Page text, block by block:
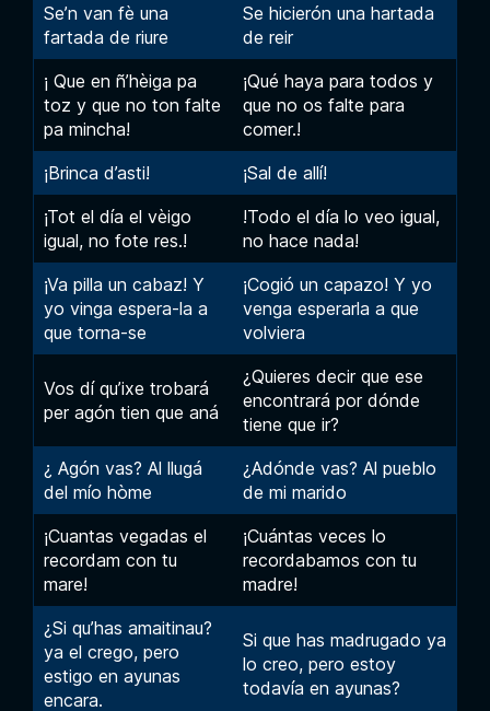
Se’n van fè una
fartada de riure
Se hicierón una hartada
de reir
¡ Que en ñ’hèiga pa
toz y que no ton falte
pa mincha!
¡Qué haya para todos y
que no os falte para
comer.!
¡Brinca d’asti!
¡Sal de allí!
¡Tot el día el vèigo
igual, no fote res.!
!Todo el día lo veo igual,
no hace nada!
¡Va pilla un cabaz! Y
yo vinga espera-la a
que torna-se
¡Cogió un capazo! Y yo
venga esperarla a que
volviera
Vos dí qu’ixe trobará
per agón tien que aná
¿Quieres decir que ese
encontrará por dónde
tiene que ir?
¿ Agón vas? Al llugá
del mío hòme
¿Adónde vas? Al pueblo
de mi marido
¡Cuantas vegadas el
recordam con tu
mare!
¡Cuántas veces lo
recordabamos con tu
madre!
¿Si qu’has amaitinau?
ya el crego, pero
estigo en ayunas
encara.
Si que has madrugado ya
lo creo, pero estoy
todavía en ayunas?